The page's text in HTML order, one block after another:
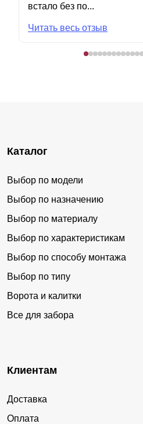
встало без по...
Читать весь отзыв
Каталог
Выбор по модели
Выбор по назначению
Выбор по материалу
Выбор по характеристикам
Выбор по способу монтажа
Выбор по типу
Ворота и калитки
Все для забора
Клиентам
Доставка
Оплата